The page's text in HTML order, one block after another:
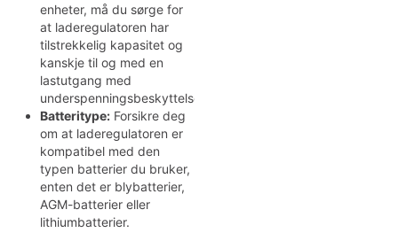
enheter, må du sørge for
at laderegulatoren har
tilstrekkelig kapasitet og
kanskje til og med en
lastutgang med
underspenningsbeskyttelse.
Batteritype: Forsikre deg
om at laderegulatoren er
kompatibel med den
typen batterier du bruker,
enten det er blybatterier,
AGM-batterier eller
lithiumbatterier.